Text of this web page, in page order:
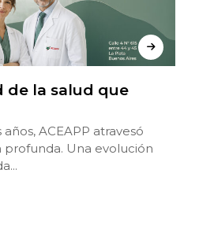
de la salud que
ACEAPP atravesó
profunda. Una evolución